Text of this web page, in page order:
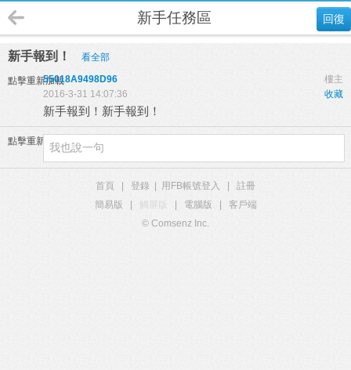
回復
新手任務區
新手報到！ 看全部
點擊重新加載 樓主
55018A9498D96
收藏
2016-3-31 14:07:36
新手報到！新手報到！
點擊重新加載
首頁 登錄 用FB帳號登入
註冊
簡易版
觸屏版 電腦版
客戶端
© Comsenz Inc.